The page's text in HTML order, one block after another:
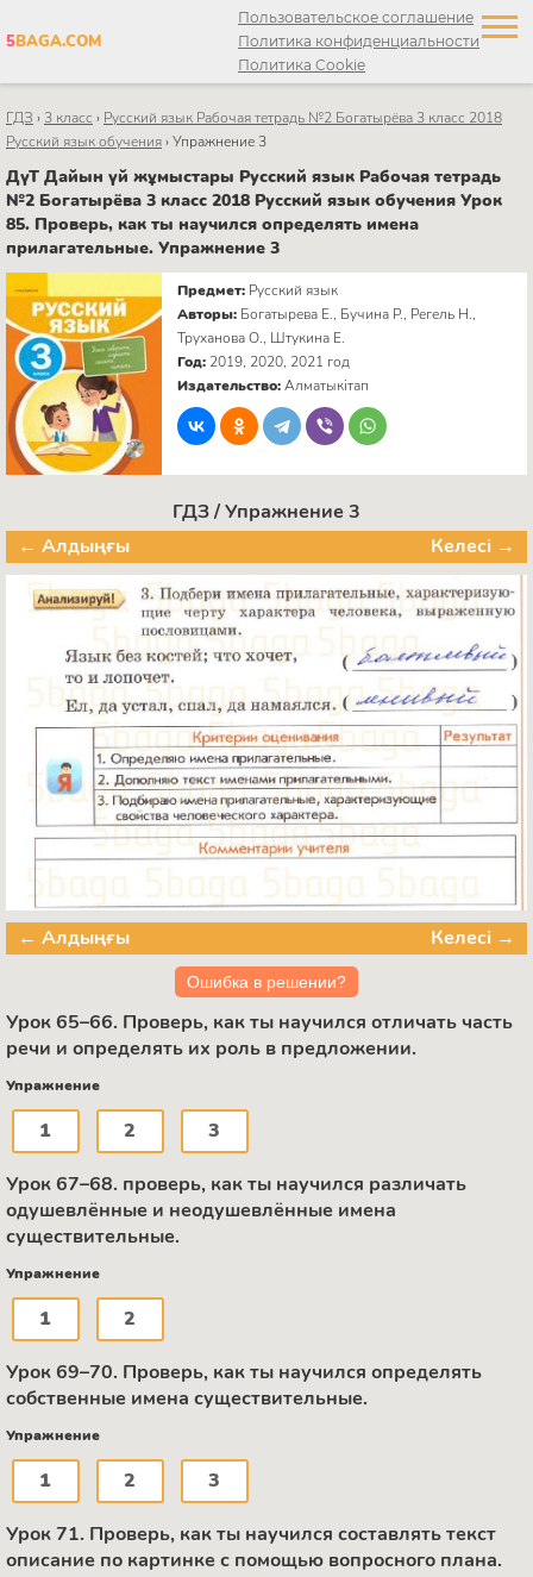
5BAGA.COM
Пользовательское соглашение
Политика конфиденциальности
Политика Cookie
ГДЗ › 3 класс › Русский язык Рабочая тетрадь №2 Богатырёва 3 класс 2018
Русский язык обучения›Упражнение 3
ДүТ Дайын үй жұмыстары Русский язык Рабочая тетрадь
№2 Богатырёва 3 класс 2018 Русский язык обучения Урок
85. Проверь, как ты научился определять имена
прилагательные. Упражнение 3
Предмет: Русский язык
Авторы: Богатырева Е., Бучина Р., Регель Н.,
Труханова О., Штукина Е.
Год: 2019, 2020, 2021 год
Издательство:Алматыкітап
ГДЗ / Упражнение 3
← Алдыңғы
Келесі →
← Алдыңғы Келесі →
Ошибка в решении?
Урок 65–66. Проверь, как ты научился отличать часть
речи и определять их роль в предложении.
Упражнение
1 2 3
Урок 67–68. проверь, как ты научился различать
одушевлённые и неодушевлённые имена
существительные.
Упражнение
1 2
Урок 69–70. Проверь, как ты научился определять
собственные имена существительные.
Упражнение
1 2 3
Урок 71. Проверь, как ты научился составлять текст
описание по картинке с помощью вопросного плана.